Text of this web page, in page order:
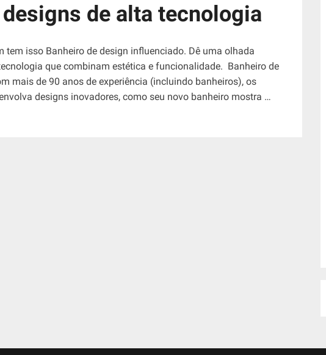
de alta tecnologia
isso Banheiro de design influenciado. Dê uma olhada
que combinam estética e funcionalidade. Banheiro de
mais de 90 anos de experiência (incluindo banheiros), os
designs inovadores, como seu novo banheiro mostra …